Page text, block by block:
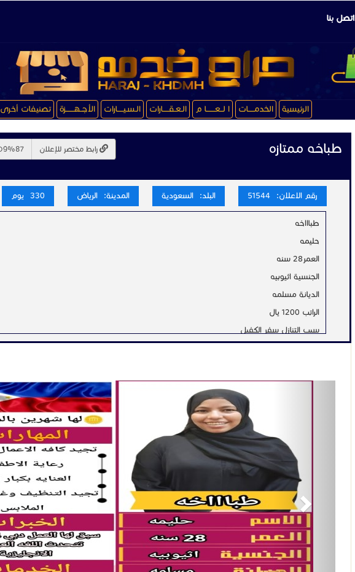
اتصل بنا
الرئيسية الخدمـــــات ا لــعـــــــا م الـعـقـــــارات الـسـيـــــارات الأجــهـــــــزة تصنيفات أخرى
طباخه ممتازه رابط مختصر للإعلان
رقم الاعلان: 51544 البلد: السعودية المدينة: الرياض 330 يوم
طباااخه
حليمه
العمر28 سنه
الجنسية اثيوبيه
الديانة مسلمه
الراتب 1200 يال
سبب التنازل سفر الكفيل
المهارات
تجيد كافة الاعمال المنزلية
رعاية الاطفال العنايه بكبار السن
تجيد التنظيف وغسيل وكي
الملابس
الخبرات
سبق لها العمل دبي 4 سنوات تتحدث اللغه العربيه و الانجليزية
فتره تجربه قبل نقل الكفاله
استلام فوري
عقود موثقه من مساند
توصيل لجميع انحاء المملكه